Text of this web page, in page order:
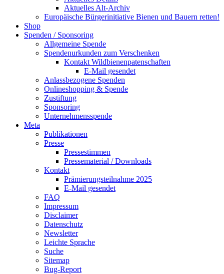
Aktuelles Alt-Archiv
Europäische Bürgerinitiative Bienen und Bauern retten!
Shop
Spenden / Sponsoring
Allgemeine Spende
Spendenurkunden zum Verschenken
Kontakt Wildbienenpatenschaften
E-Mail gesendet
Anlassbezogene Spenden
Onlineshopping & Spende
Zustiftung
Sponsoring
Unternehmensspende
Meta
Publikationen
Presse
Pressestimmen
Pressematerial / Downloads
Kontakt
Prämierungsteilnahme 2025
E-Mail gesendet
FAQ
Impressum
Disclaimer
Datenschutz
Newsletter
Leichte Sprache
Suche
Sitemap
Bug-Report